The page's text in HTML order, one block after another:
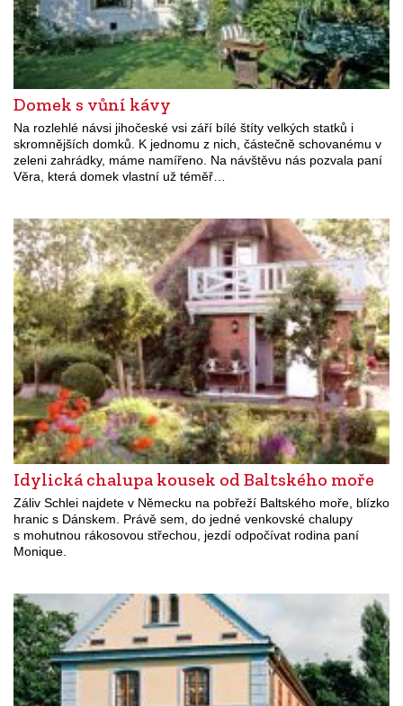
Domek s vůní kávy
Na rozlehlé návsi jihočeské vsi září bílé štíty velkých statků i
skromnějších domků. K jednomu z nich, částečně schovanému v
zeleni zahrádky, máme namířeno. Na návštěvu nás pozvala paní
Věra, která domek vlastní už téměř…
Idylická chalupa kousek od Baltského moře
Záliv Schlei najdete v Německu na pobřeží Baltského moře, blízko
hranic s Dánskem. Právě sem, do jedné venkovské chalupy
s mohutnou rákosovou střechou, jezdí odpočívat rodina paní
Monique.